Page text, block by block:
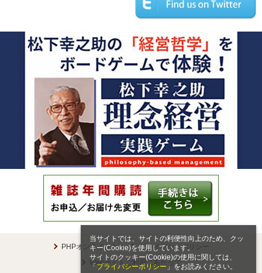
当サイトでは、サイトの利便性向上のため、クッ
キー(Cookie)を使用しています。
サイトのクッキー(Cookie)の使用に関しては、
「 プライバシーポリシー 」をお読みください。
PHPオンラインとは
プライバシーポリシー
Webサイトご利用にあたって